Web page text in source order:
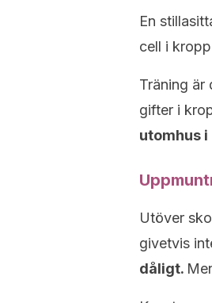
En
cell i
Träning är
gifter i
utomhus
Utöver
givetvis
dåligt.